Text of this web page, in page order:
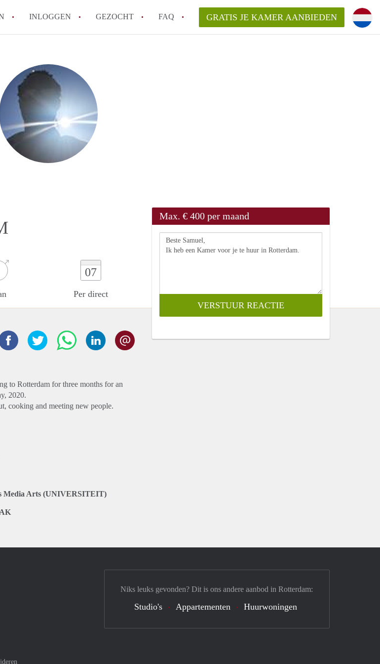
INLOGGEN GEZOCHT FAQ
Hoe groot is de kans dat ik snel een kamer vind?
Wat kost een studentenkamer gemiddeld in Rotterdam?
In welke wijken van Rotterdam kan ik het beste wonen als student?
Hoe vind ik een kamer in Rotterdam?
Alle veelgestelde vragen
GRATIS JE KAMER AANBIEDEN
07
Per direct
Max. € 400 per maand
to Rotterdam for three months for an
2020.
cooking and meeting new people.
Media Arts (UNIVERSITEIT)
Niks leuks gevonden? Dit is ons andere aanbod in Rotterdam:
Studio's Appartementen Huurwoningen